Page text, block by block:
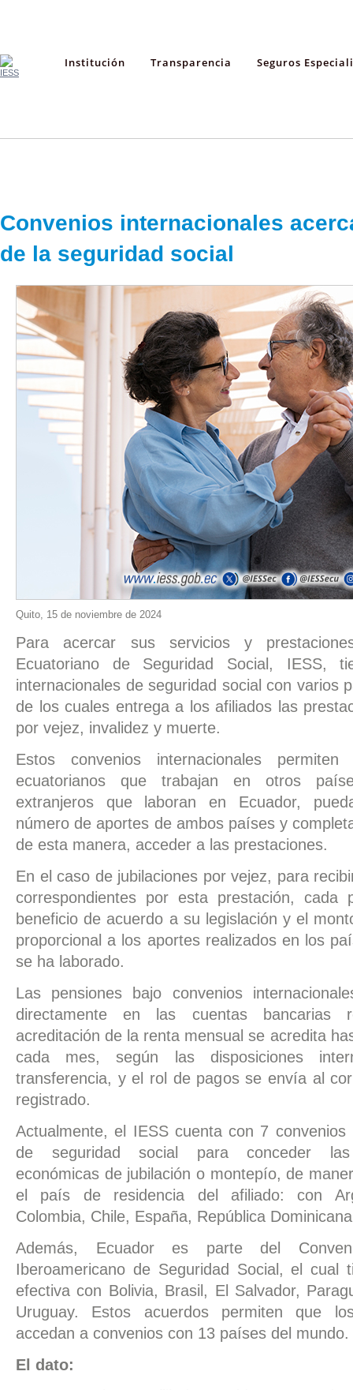
Institución Transparencia Seguros
Convenios internacionales
de la seguridad social
Quito, 15 de noviembre de 2024
Para acercar sus servicios y
Ecuatoriano de Seguridad Social, IESS,
internacionales de seguridad social con varios
de los cuales entrega a los afiliados las
por vejez, invalidez y muerte.
Estos convenios internacionales
ecuatorianos que trabajan en otros
extranjeros que laboran en Ecuador,
número de aportes de ambos países y
de esta manera, acceder a las prestaciones.
En el caso de jubilaciones por vejez, para
correspondientes por esta prestación, cada
beneficio de acuerdo a su legislación y el
proporcional a los aportes realizados en los
se ha laborado.
Las pensiones bajo convenios
directamente en las cuentas bancarias
acreditación de la renta mensual se acredita
cada mes, según las disposiciones
transferencia, y el rol de pagos se envía al
registrado.
Actualmente, el IESS cuenta con 7 convenios
de seguridad social para conceder las
económicas de jubilación o montepío, de
el país de residencia del afiliado: con
Colombia, Chile, España, República
Además, Ecuador es parte del
Iberoamericano de Seguridad Social, el cual
efectiva con Bolivia, Brasil, El Salvador,
Uruguay. Estos acuerdos permiten que
accedan a convenios con 13 países del mundo.
El dato: